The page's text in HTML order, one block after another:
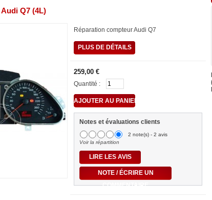
Q7 (4L)
Réparation compteur Audi Q7
PLUS DE DÉTAILS
259,00 €
Quantité :
Notes et évaluations clients
2 note(s) - 2 avis
Voir la répartition
LIRE LES AVIS
NOTE / ÉCRIRE UN
COMMENTAIRE